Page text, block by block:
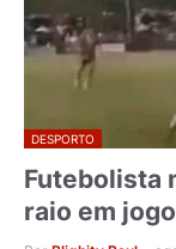
DESPORTO
Futebolista
raio em